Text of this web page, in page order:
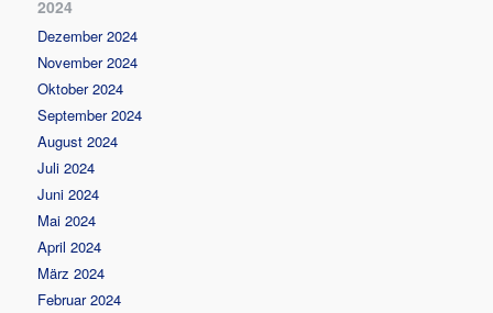
2024
Dezember 2024
November 2024
Oktober 2024
September 2024
August 2024
Juli 2024
Juni 2024
Mai 2024
April 2024
März 2024
Februar 2024